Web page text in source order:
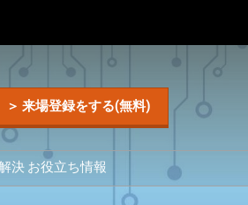
＞ 来場登録をする(無料)
決 お役立ち情報